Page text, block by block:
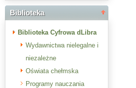
Biblioteka
Biblioteka Cyfrowa dLibra
Wydawnictwa nielegalne i
niezależne
Oświata chełmska
Programy nauczania